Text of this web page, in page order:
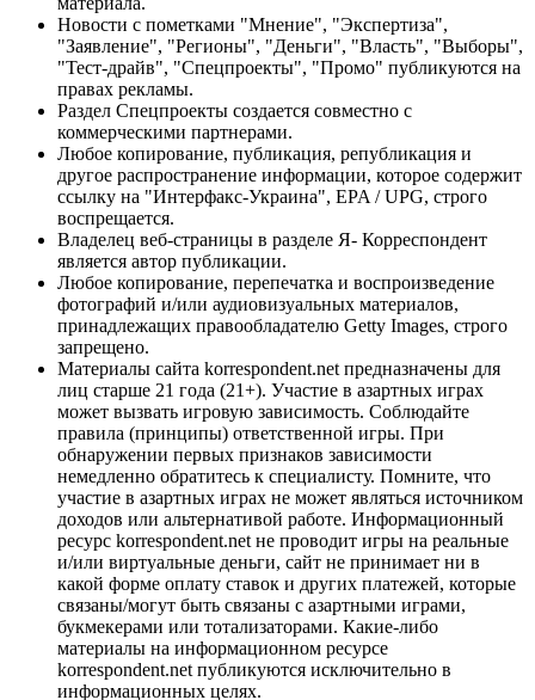
Новости с пометками "Мнение", "Экспертиза",
"Заявление", "Регионы", "Деньги", "Власть", "Выборы",
"Тест-драйв", "Спецпроекты", "Промо" публикуются на
правах рекламы.
Раздел Спецпроекты создается совместно с
коммерческими партнерами.
Любое копирование, публикация, републикация и
другое распространение информации, которое содержит
ссылку на "Интерфакс-Украина", EPA / UPG, строго
воспрещается.
Владелец веб-страницы в разделе Я- Корреспондент
является автор публикации.
Любое копирование, перепечатка и воспроизведение
фотографий и/или аудиовизуальных материалов,
принадлежащих правообладателю Getty Images, строго
запрещено.
Материалы сайта korrespondent.net предназначены для
лиц старше 21 года (21+). Участие в азартных играх
может вызвать игровую зависимость. Соблюдайте
правила (принципы) ответственной игры. При
обнаружении первых признаков зависимости
немедленно обратитесь к специалисту. Помните, что
участие в азартных играх не может являться источником
доходов или альтернативой работе. Информационный
ресурс korrespondent.net не проводит игры на реальные
и/или виртуальные деньги, сайт не принимает ни в
какой форме оплату ставок и других платежей, которые
связаны/могут быть связаны с азартными играми,
букмекерами или тотализаторами. Какие-либо
материалы на информационном ресурсе
korrespondent.net публикуются исключительно в
информационных целях.